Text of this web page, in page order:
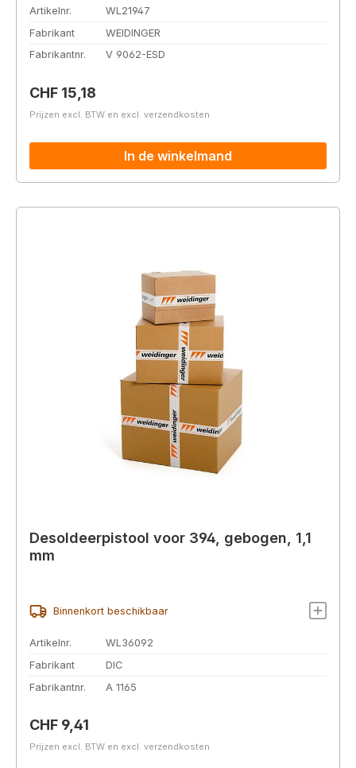
Artikelnr.
WL21947
Fabrikant
WEIDINGER
Fabrikantnr.
V 9062-ESD
Normale prijs:
CHF 15,18
Prijzen excl. BTW en excl. verzendkosten
In de winkelmand
Desoldeerpistool voor 394, gebogen, 1,1
mm
Binnenkort beschikbaar
Artikelnr.
WL36092
Fabrikant
DIC
Fabrikantnr.
A 1165
Normale prijs:
CHF 9,41
Prijzen excl. BTW en excl. verzendkosten